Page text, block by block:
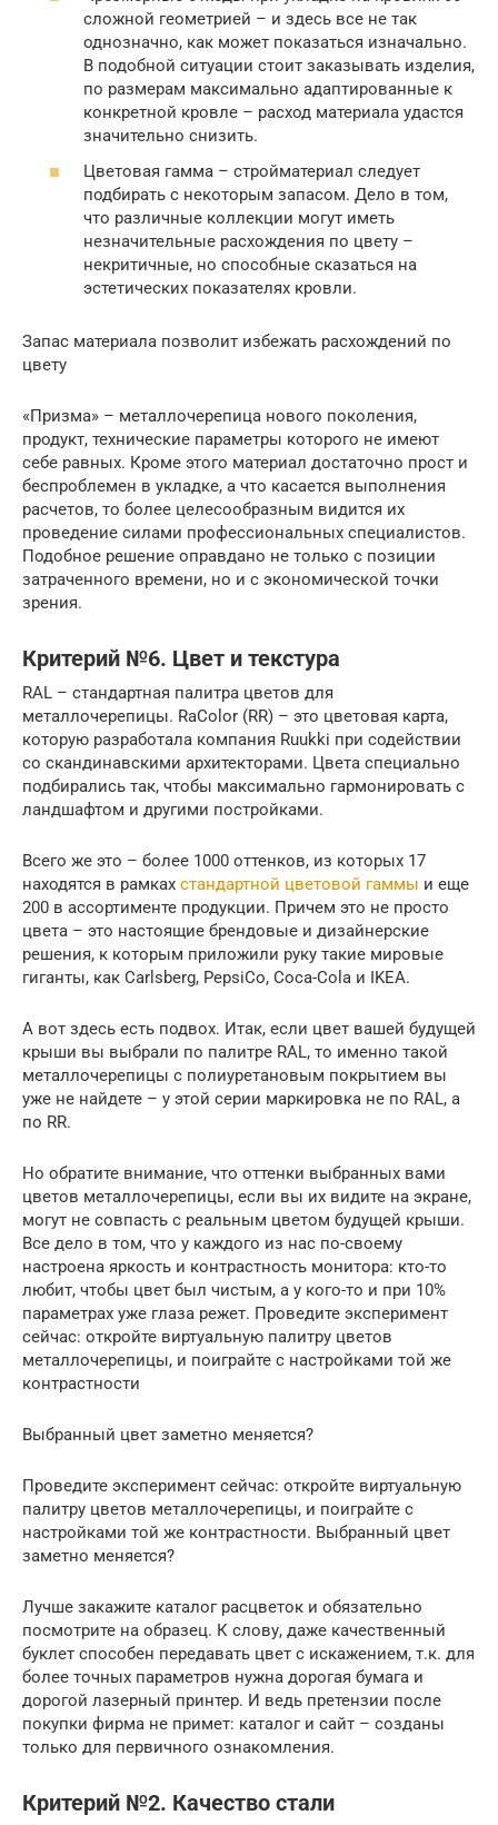
сложной геометрией – и здесь все не так
однозначно, как может показаться изначально.
В подобной ситуации стоит заказывать изделия,
по размерам максимально адаптированные к
конкретной кровле – расход материала удастся
значительно снизить.
Цветовая гамма – стройматериал следует
подбирать с некоторым запасом. Дело в том,
что различные коллекции могут иметь
незначительные расхождения по цвету –
некритичные, но способные сказаться на
эстетических показателях кровли.
Запас материала позволит избежать расхождений по
цвету
«Призма» – металлочерепица нового поколения,
продукт, технические параметры которого не имеют
себе равных. Кроме этого материал достаточно прост и
беспроблемен в укладке, а что касается выполнения
расчетов, то более целесообразным видится их
проведение силами профессиональных специалистов.
Подобное решение оправдано не только с позиции
затраченного времени, но и с экономической точки
зрения.
Критерий №6. Цвет и текстура
RAL – стандартная палитра цветов для
металлочерепицы. RaColor (RR) – это цветовая карта,
которую разработала компания Ruukki при содействии
со скандинавскими архитекторами. Цвета специально
подбирались так, чтобы максимально гармонировать с
ландшафтом и другими постройками.
Всего же это – более 1000 оттенков, из которых 17
находятся в рамках стандартной цветовой гаммы и еще
200 в ассортименте продукции. Причем это не просто
цвета – это настоящие брендовые и дизайнерские
решения, к которым приложили руку такие мировые
гиганты, как Carlsberg, PepsiCo, Coca-Cola и IKEA.
А вот здесь есть подвох. Итак, если цвет вашей будущей
крыши вы выбрали по палитре RAL, то именно такой
металлочерепицы с полиуретановым покрытием вы
уже не найдете – у этой серии маркировка не по RAL, а
по RR.
Но обратите внимание, что оттенки выбранных вами
цветов металлочерепицы, если вы их видите на экране,
могут не совпасть с реальным цветом будущей крыши.
Все дело в том, что у каждого из нас по-своему
настроена яркость и контрастность монитора: кто-то
любит, чтобы цвет был чистым, а у кого-то и при 10%
параметрах уже глаза режет. Проведите эксперимент
сейчас: откройте виртуальную палитру цветов
металлочерепицы, и поиграйте с настройками той же
контрастности
Выбранный цвет заметно меняется?
Проведите эксперимент сейчас: откройте виртуальную
палитру цветов металлочерепицы, и поиграйте с
настройками той же контрастности. Выбранный цвет
заметно меняется?
Лучше закажите каталог расцветок и обязательно
посмотрите на образец. К слову, даже качественный
буклет способен передавать цвет с искажением, т.к. для
более точных параметров нужна дорогая бумага и
дорогой лазерный принтер. И ведь претензии после
покупки фирма не примет: каталог и сайт – созданы
только для первичного ознакомления.
Критерий №2. Качество стали